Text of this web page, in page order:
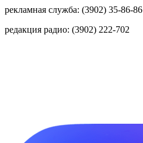
рекламная служба: (3902) 35-86-86
редакция радио: (3902) 222-702